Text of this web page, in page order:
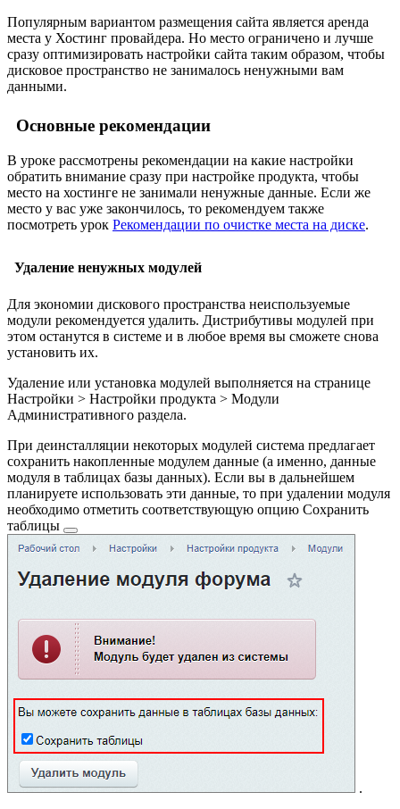
Популярным вариантом размещения сайта является аренда
места у Хостинг провайдера. Но место ограничено и лучше
сразу оптимизировать настройки сайта таким образом, чтобы
дисковое пространство не занималось ненужными вам
данными.
Основные рекомендации
В уроке рассмотрены рекомендации на какие настройки
обратить внимание сразу при настройке продукта, чтобы
место на хостинге не занимали ненужные данные. Если же
место у вас уже закончилось, то рекомендуем также
посмотреть урок Рекомендации по очистке места на диске.
Удаление ненужных модулей
Для экономии дискового пространства неиспользуемые
модули рекомендуется удалить. Дистрибутивы модулей при
этом останутся в системе и в любое время вы сможете снова
установить их.
Удаление или установка модулей выполняется на странице
Настройки > Настройки продукта > Модули
Административного раздела.
При деинсталляции некоторых модулей система предлагает
сохранить накопленные модулем данные (а именно, данные
модуля в таблицах базы данных). Если вы в дальнейшем
планируете использовать эти данные, то при удалении модуля
необходимо отметить соответствующую опцию Сохранить
таблицы
.